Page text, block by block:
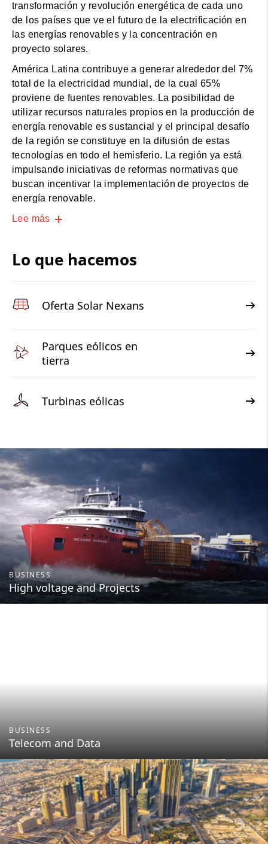
transformación y revolución energética de cada uno
de los países que ve el futuro de la electrificación en
las energías renovables y la concentración en
proyecto solares.
América Latina contribuye a generar alrededor del 7%
total de la electricidad mundial, de la cual 65%
proviene de fuentes renovables. La posibilidad de
utilizar recursos naturales propios en la producción de
energía renovable es sustancial y el principal desafío
de la región se constituye en la difusión de estas
tecnologías en todo el hemisferio. La región ya está
impulsando iniciativas de reformas normativas que
buscan incentivar la implementación de proyectos de
energía renovable.
Lee más
Lo que hacemos
Oferta Solar Nexans
Parques eólicos en
tierra
Turbinas eólicas
BUSINESS
High voltage and Projects
BUSINESS
Telecom and Data